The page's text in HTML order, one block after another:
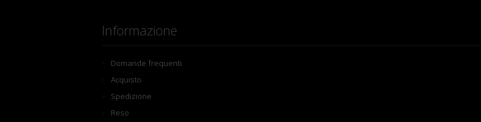
Informazione
Domande frequenti
Acquisto
Spedizione
Reso